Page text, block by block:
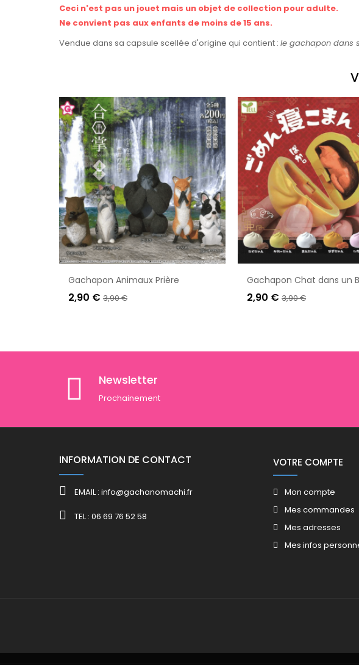
Ceci n'est pas un jouet mais un objet de collection pour adulte.
Ne convient pas aux enfants de moins de 15 ans.
Vendue dans sa capsule scellée d'origine qui contient : le gachapon dans
Gachapon Animaux Prière
2,90 € 3,90 €
Gachapon Chat dans un
2,90 € 3,90 €
Newsletter
Prochainement
INFORMATION DE CONTACT
EMAIL : info@gachanomachi.fr
TEL : 06 69 76 52 58
VOTRE COMPTE
Mon compte
Mes commandes
Mes adresses
Mes infos